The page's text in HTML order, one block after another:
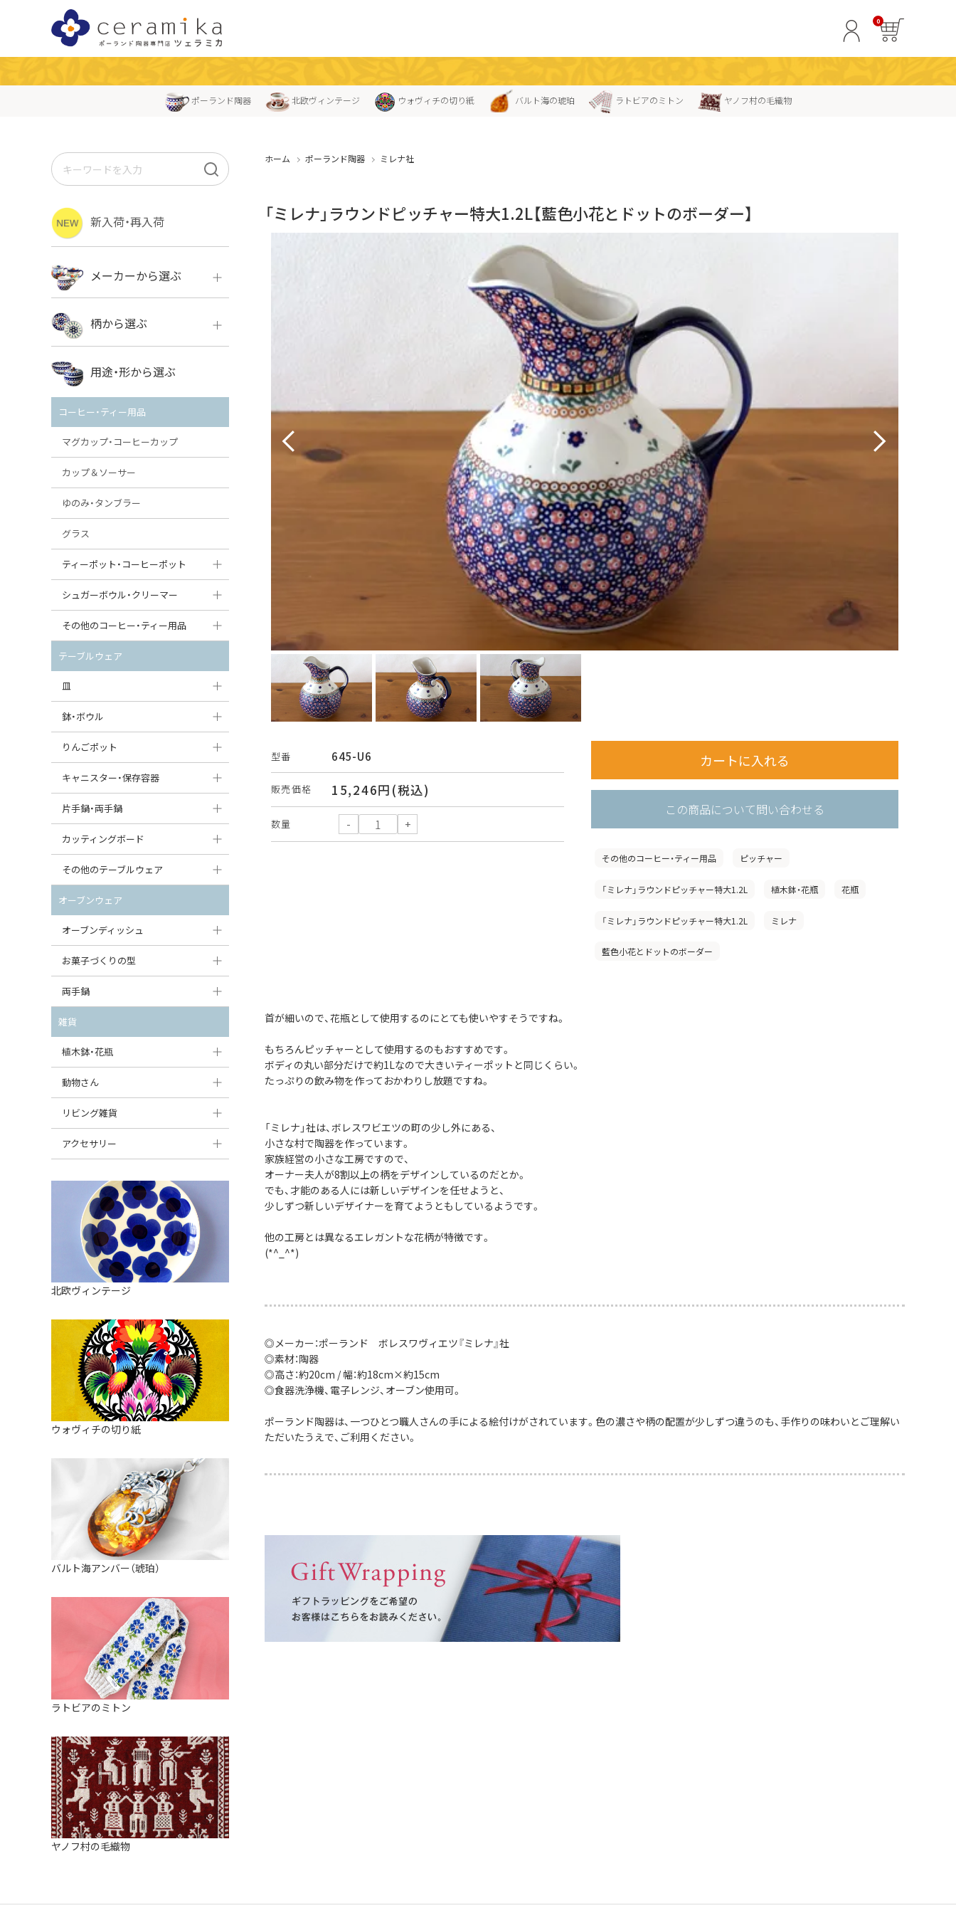
0
ポーランド陶器 北欧ヴィンテージ ウォヴィチの切り紙 バルト海の琥珀 ラトビアのミトン ヤノフ村の毛織物
ホーム ポーランド陶器 ミレナ社
「ミレナ」ラウンドピッチャー特大1.2L【藍色小花とドットのボーダー】
型番 645-U6
販売価格 15,246円(税込)
数量
この商品について問い合わせる
その他のコーヒー・ティー用品 ピッチャー
「ミレナ」ラウンドピッチャー特大1.2L 植木鉢・花瓶 花瓶
「ミレナ」ラウンドピッチャー特大1.2L ミレナ
藍色小花とドットのボーダー
首が細いので、花瓶として使用するのにとても使いやすそうですね。
もちろんピッチャーとして使用するのもおすすめです。
ボディの丸い部分だけで約1Lなので大きいティーポットと同じくらい。
たっぷりの飲み物を作っておかわりし放題ですね。
「ミレナ」社は、ボレスワビエツの町の少し外にある、
小さな村で陶器を作っています。
家族経営の小さな工房ですので、
オーナー夫人が8割以上の柄をデザインしているのだとか。
でも、才能のある人には新しいデザインを任せようと、
少しずつ新しいデザイナーを育てようともしているようです。
他の工房とは異なるエレガントな花柄が特徴です。
(*^_^*)
◎メーカー：ポーランド ボレスワヴィエツ『ミレナ』社
◎素材：陶器
◎高さ：約20cm / 幅：約18cm×約15cm
◎食器洗浄機、電子レンジ、オーブン使用可。
ポーランド陶器は、一つひとつ職人さんの手による絵付けがされています。色の濃さや柄の配置が少しずつ違うのも、手作りの味わいとご理解い
ただいたうえで、ご利用ください。
新入荷・再入荷
メーカーから選ぶ
ボレス
VENA
ミレナ
柄から選ぶ
ボレス
用途・形から選ぶ
コーヒー・ティー用品
マグカップ・コーヒーカップ
カップ＆ソーサー
ゆのみ・タンブラー
グラス
ティーポット・コーヒーポット
ティーポット
コーヒーポット
シュガーボウル・クリーマー
シュガーボウル
クリーマー
その他のコーヒー・ティー用品
ポットウォーマー
ピッチャー
コーヒードリッパー
すべて見る
テーブルウェア
皿
大皿（24cm〜）
中皿（18〜24cm）
丸皿
スープ皿
ダルマプレート
たまご型プレート
ハート型プレート
変形プレート
分割ディッシュ
すべて見る
鉢・ボウル
大鉢（21cm〜）
中鉢（16〜21cm）
丸鉢・どんぶり・ボウル
茶碗
オーバルボウル
ハートボウル
葉っぱ型ボウル
りんご型ボウル
いちご型ボウル
星型ボウル
スープカップ
そば猪口・フリーカップ
ココット
薬味入れ
ミキシングボウル
すべて見る
りんごポット
りんごポット
りんごポット小
キャニスター・保存容器
キャニスター
つぼ
ガーリックポット
オニオンキャニスター
ガーリックキャニスター
チーズケース
バターディッシュ
六角形ポット
ボトル
すべて見る
片手鍋・両手鍋
ソースパン（片手鍋）
スープチュリーン
カッティングボード
角型カッティングボード
丸型カッティングボード
すべて見る
その他のテーブルウェア
調味料入れ
グレイヴィーボート
エッグカップ
ケーキスタンド
カトラリー
はしおき・カトラリーレスト
オーブンウェア
オーブンディッシュ
大型（24cm〜）
中型（18〜24cm）
スクエアオーブンディッシュ
オーバルオーブンディッシュ
すべて見る
お菓子づくりの型
パウンド型
マフィン型
すべて見る
両手鍋
チュリーン
キャセロール
すべて見る
雑貨
植木鉢・花瓶
植木鉢
花瓶
動物さん
フィギュア・置物
貯金箱
オーナメント
クリーマー
リビング雑貨
スツール
バス・洗面用品
家具小物
小物入れ
アロマポット
バスケット
装飾用タイル・プレート
ミニチュア
天使さま
カードスタンド
マグネット
すべて見る
アクセサリー
ペンダントトップ
すべて見る
北欧ヴィンテージ
ウォヴィチの切り紙
バルト海アンバー（琥珀）
ラトビアのミトン
ヤノフ村の毛織物